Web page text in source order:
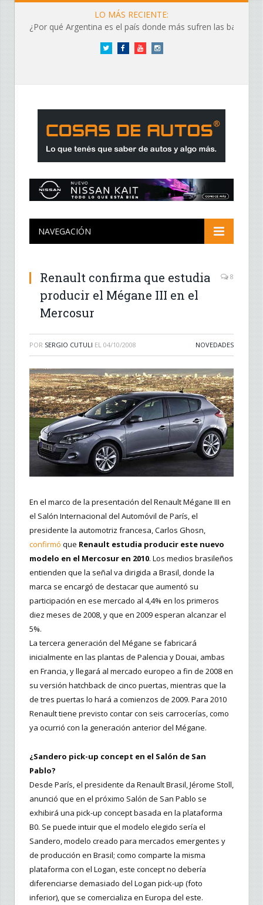
LO MÁS RECIENTE:
¿Por qué Argentina es el país donde más sufren las baterías?
Twitter FacebookYouTubeInstagram
NAVEGACIÓN
Renault confirma que estudia
producir el Mégane III en el
Mercosur
8
POR SERGIO CUTULI EL 04/10/2008 NOVEDADES
En el marco de la presentación del Renault Mégane III en
el Salón Internacional del Automóvil de París, el
presidente la automotriz francesa, Carlos Ghosn,
confirmó que Renault estudia producir este nuevo
modelo en el Mercosur en 2010. Los medios brasileños
entienden que la señal va dirigida a Brasil, donde la
marca se encargó de destacar que aumentó su
participación en ese mercado al 4,4% en los primeros
diez meses de 2008, y que en 2009 esperan alcanzar el
5%.
La tercera generación del Mégane se fabricará
inicialmente en las plantas de Palencia y Douai, ambas
en Francia, y llegará al mercado europeo a fin de 2008 en
su versión hatchback de cinco puertas, mientras que la
de tres puertas lo hará a comienzos de 2009. Para 2010
Renault tiene previsto contar con seis carrocerías, como
ya ocurrió con la generación anterior del Mégane.
¿Sandero pick-up concept en el Salón de San
Pablo?
Desde París, el presidente da Renault Brasil, Jérome Stoll,
anunció que en el próximo Salón de San Pablo se
exhibirá una pick-up concept basada en la plataforma
B0. Se puede intuir que el modelo elegido sería el
Sandero, modelo creado para mercados emergentes y
de producción en Brasil; como comparte la misma
plataforma con el Logan, este concept no debería
diferenciarse demasiado del Logan pick-up (foto
inferior), que se comercializa en Europa del este.